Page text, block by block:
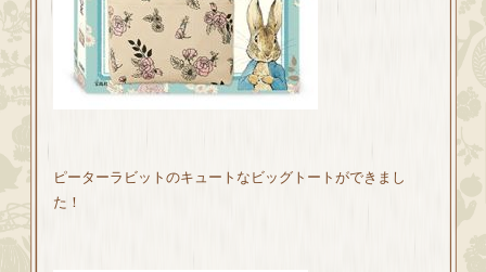
ピーターラビットのキュートなビッグトートができまし
た！